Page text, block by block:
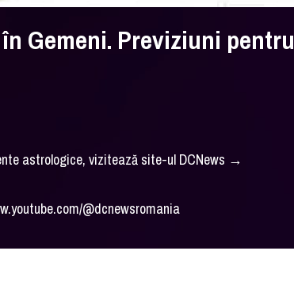
Gemeni. Previziuni
astrologice, vizitează site-ul DCNews →
@dcnewsromania